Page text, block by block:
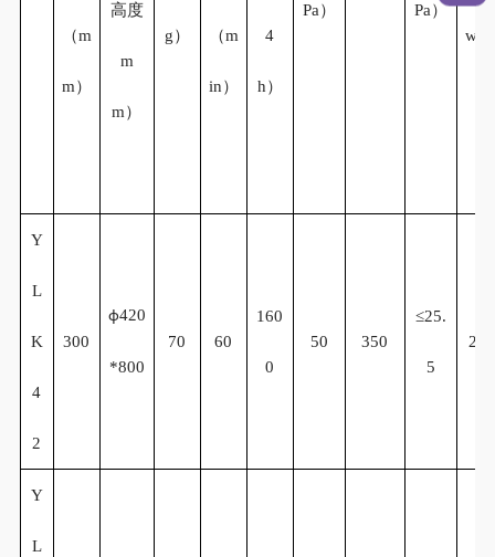
（m
m）
高度
m
m）
g） （m
in）
4
h）
Pa） Pa）
w）
Y
L
K
4
2
300
φ420
*800
70 60
160
0
50 350
≤25.
5
2.2
Y
L